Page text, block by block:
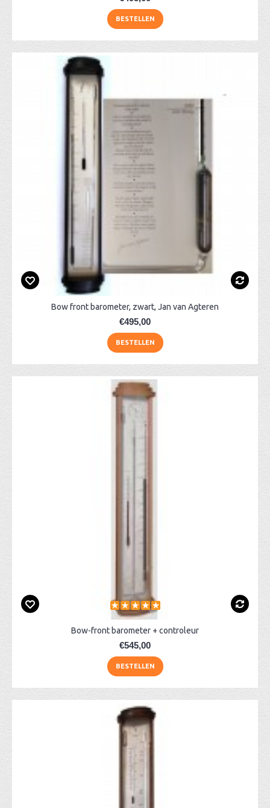
BESTELLEN
Bow front barometer, zwart, Jan van Agteren
€495,00
BESTELLEN
Bow-front barometer + controleur
€545,00
BESTELLEN